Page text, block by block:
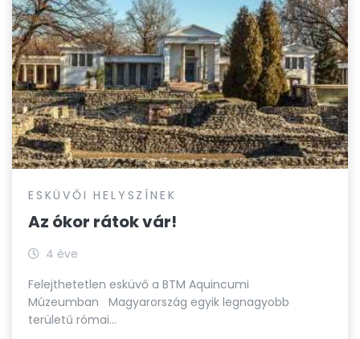
ESKÜVŐI HELYSZÍNEK
Az ókor rátok vár!
4 éve
Felejthetetlen esküvő a BTM Aquincumi
Múzeumban Magyarország egyik legnagyobb
területű római…